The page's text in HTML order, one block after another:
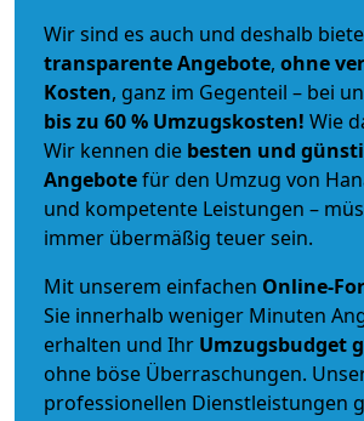
Wir sind es auch und deshalb
transparente Angebote, ohne
Kosten, ganz im Gegenteil – bei
bis zu 60 % Umzugskosten! Wie
Wir kennen die besten und
Angebotefür den Umzug von
und kompetente Leistungen –
immer übermäßig teuer sein.
Mit unserem einfachen Online-
Sie innerhalb weniger Minuten
erhalten und Ihr Umzugsbudget
ohne böse Überraschungen.
professionellen Dienstleistungen